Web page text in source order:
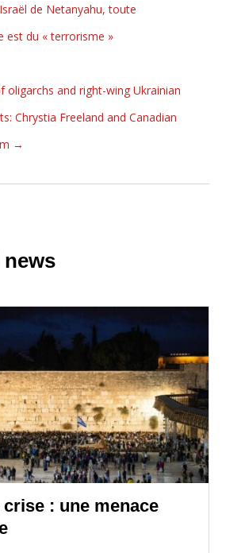
de Netanyahu, toute
est du « terrorisme »
oligarchs and right-wing Ukrainian
Chrystia Freeland and Canadian
→
news
: une menace